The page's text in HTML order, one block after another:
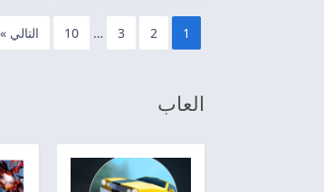
1
2
3
…
10 التالي »
العاب